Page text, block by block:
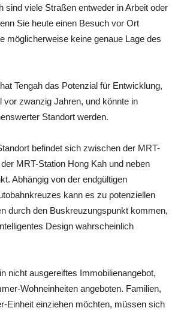
sind viele Straßen entweder in Arbeit oder
Sie heute einen Besuch vor Ort
möglicherweise keine genaue Lage des
Tengah das Potenzial für Entwicklung,
vor zwanzig Jahren, und könnte in
Standort werden.
befindet sich zwischen der MRT-
MRT-Station Hong Kah und neben
Abhängig von der endgültigen
kann es zu potenziellen
durch den Buskreuzungspunkt kommen,
Design wahrscheinlich
nicht ausgereiftes Immobilienangebot,
Wohneinheiten angeboten. Familien,
Einheit einziehen möchten, müssen sich